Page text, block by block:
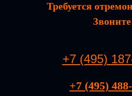
Требуется
+7 (495)
+7 (495)